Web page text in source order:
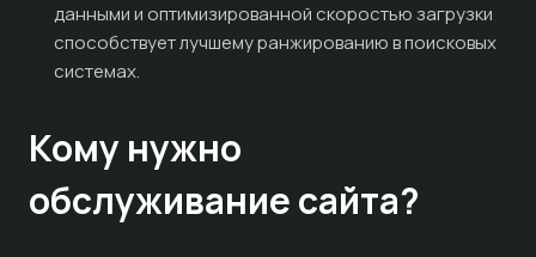
данными и оптимизированной скоростью загрузки
способствует лучшему ранжированию в поисковых
системах.
Кому нужно
обслуживание сайта?